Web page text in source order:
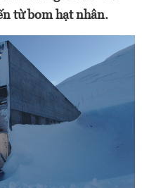
từ bom hạt nhân.